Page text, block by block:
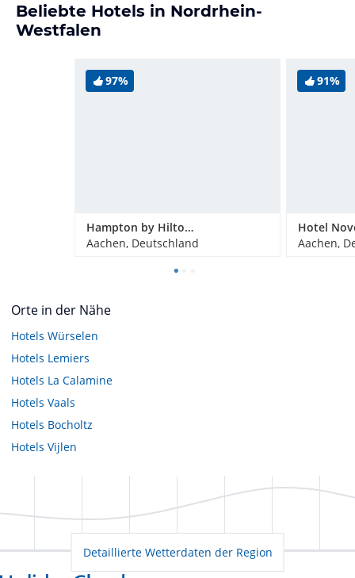
Beliebte Hotels in Nordrhein-
Westfalen
97%
Hampton by Hilton Aachen Tivoli
Aachen, Deutschland
91%
Aachen,
Orte in der Nähe
Hotels Würselen
Hotels Lemiers
Hotels La Calamine
Hotels Vaals
Hotels Bocholtz
Hotels Vijlen
Detaillierte Wetterdaten der Region